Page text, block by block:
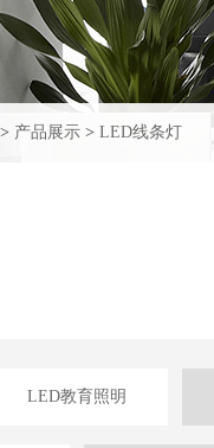
> 产品展示 > LED线条灯
LED教育照明